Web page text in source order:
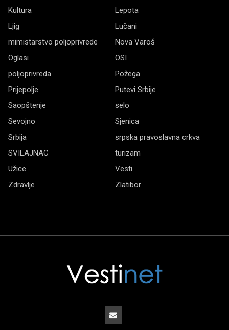
Kultura
Lepota
Ljig
Lučani
mimistarstvo poljoprivrede
Nova Varoš
Oglasi
OSI
poljoprivreda
Požega
Prijepolje
Putevi Srbije
Saopštenje
selo
Sevojno
Sjenica
Srbija
srpska pravoslavna crkva
SVILAJNAC
turizam
Užice
Vesti
Zdravlje
Zlatibor